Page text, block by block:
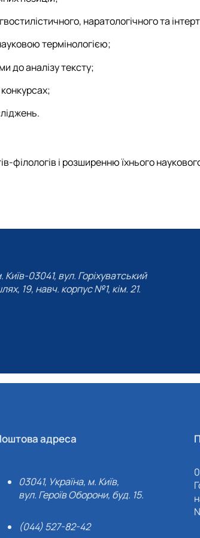
наратологічного та
термінологією;
до аналізу тексту;
і розширенню їхнього
Київ-03041, вул. Горіхуватський
19, навч. корпус №1, кім. 21.
адреса
03041, Україна, м. Київ,
вул. Героїв Оборони, буд. 15.
(044) 527-82-42